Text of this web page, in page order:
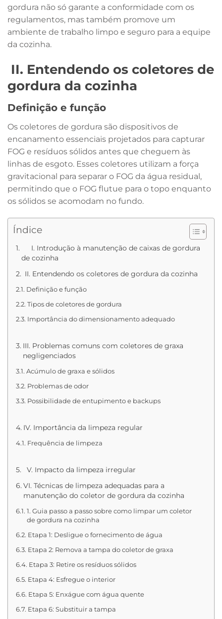
gordura não só garante a conformidade com os
regulamentos, mas também promove um
ambiente de trabalho limpo e seguro para a equipe
da cozinha.
II. Entendendo os coletores de
gordura da cozinha
Definição e função
Os coletores de gordura são dispositivos de
encanamento essenciais projetados para capturar
FOG e resíduos sólidos antes que cheguem às
linhas de esgoto. Esses coletores utilizam a força
gravitacional para separar o FOG da água residual,
permitindo que o FOG flutue para o topo enquanto
os sólidos se acomodam no fundo.
Índice
I. Introdução à manutenção de caixas de gordura
de cozinha
II. Entendendo os coletores de gordura da cozinha
Definição e função
Tipos de coletores de gordura
Importância do dimensionamento adequado
III. Problemas comuns com coletores de graxa
negligenciados
Acúmulo de graxa e sólidos
Problemas de odor
Possibilidade de entupimento e backups
IV. Importância da limpeza regular
Frequência de limpeza
V. Impacto da limpeza irregular
VI. Técnicas de limpeza adequadas para a
manutenção do coletor de gordura da cozinha
1. Guia passo a passo sobre como limpar um coletor
de gordura na cozinha
Etapa 1: Desligue o fornecimento de água
Etapa 2: Remova a tampa do coletor de graxa
Etapa 3: Retire os resíduos sólidos
Etapa 4: Esfregue o interior
Etapa 5: Enxágue com água quente
Etapa 6: Substituir a tampa